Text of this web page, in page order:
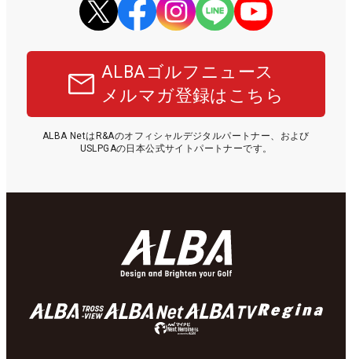
ALBAゴルフニュース
メルマガ登録はこちら
ALBA NetはR&Aのオフィシャルデジタルパートナー、および
USLPGAの日本公式サイトパートナーです。